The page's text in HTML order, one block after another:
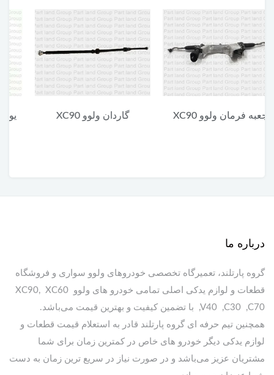
گاردان ولوو XC90
یونیت پایین چراغ جلو ولوو
درباره ما
گروه پارتلند، تعمیرگاه تخصصی خودروهای ولوو سواری و فروشگاه
قطعات و لوازم یدکی اصلی تمامی خودرو های ولوو XC90, XC60
,V40 ,C30 ,C70 با تضمین کیفیت و بهترین قیمت می‌باشد.
همچنین تیم حرفه ای گروه پارتلند قادر به استعلام قیمت قطعات و
لوازم یدکی دیگر خودرو های خاص در کمترین زمان برای شما
مشتریان عزیز می‌باشد و در صورت نیاز در سریع ترین زمان به دست